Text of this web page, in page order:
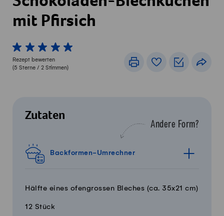
mit Pfirsich
1 von 5 Sterne
2 von 5 Sterne
3 von 5 Sterne
4 von 5 Sterne
5 von 5 Sterne
Rezept bewerten
(5 Sterne / 2 Stimmen)
DruckenRezeptbuch
Zutaten
Andere Form?
Backformen-Umrechner
Hälfte eines ofengrossen Bleches (ca. 35x21 cm)
12 Stück